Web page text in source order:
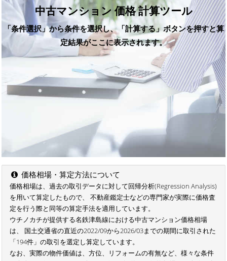
中古マンション 価格 計算ツール
「条件選択」から条件を選択し、「計算する」ボタンを押すと算
定結果がここに表示されます。
価格相場・算定方法について
価格相場は、過去の取引データに対して回帰分析(Regression Analysis)
を用いて算定したもので、 不動産鑑定士などの専門家が実際に価格査
定を行う際と同等の算定手法を適用しています。
ウチノカチが提供する名鉄津島線における中古マンション価格相場
は、 国土交通省の直近の2022/09から2026/03までの期間に取引された
「194件」の取引を選定し算定しています。
なお、実際の物件価値は、方位、リフォームの有無など、様々な条件